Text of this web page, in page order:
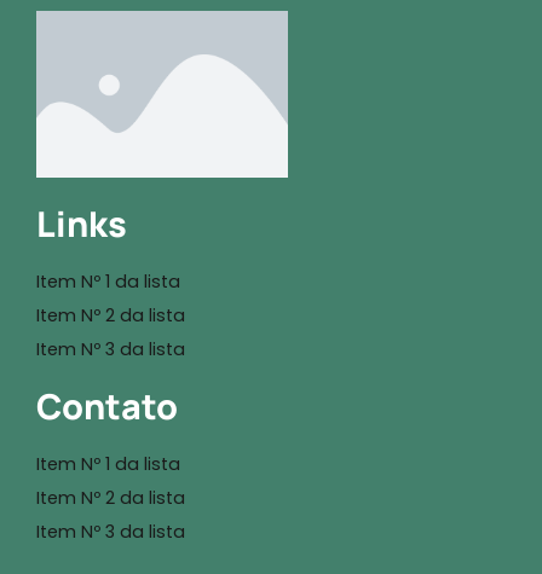
Links
Item Nº 1 da lista
Item Nº 2 da lista
Item Nº 3 da lista
Contato
Item Nº 1 da lista
Item Nº 2 da lista
Item Nº 3 da lista